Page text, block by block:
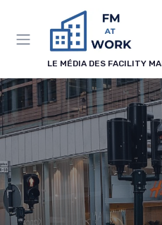
LE MÉDIA DES FACILITY
Panneau de gestion des